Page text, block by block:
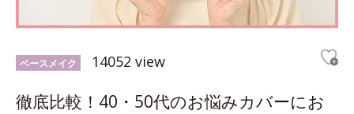
ベースメイク 14052 view
徹底比較！40・50代のお悩みカバーにお